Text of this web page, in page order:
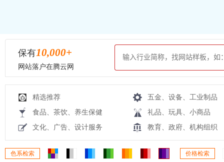
保有10,000+
网站落户在腾云网
精选推荐
五金、设备、工业制品
食品、茶饮、养生保健
礼品、玩具、小商品
文化、广告、设计服务
教育、政府、机构组织
色系检索 价格检索